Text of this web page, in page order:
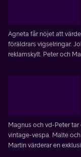
Agneta får nöjet att
föräldrars vigselringar.
reklamskylt. Peter och
Magnus och vd-Peter
vintage-vespa. Malte
Martin värderar en